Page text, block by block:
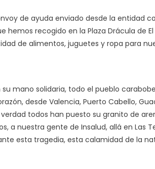
de ayuda enviado desde la entidad
hemos recogido en la Plaza Drácula de
de alimentos, juguetes y ropa para
mano solidaria, todo el pueblo
desde Valencia, Puerto Cabello,
todos han puesto su granito de
a nuestra gente de Insalud, allá en Las
esta tragedia, esta calamidad de la